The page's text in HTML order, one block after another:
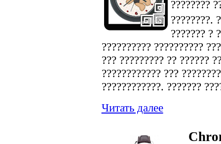
????????
????????.
??????? ?
?????????? ??????????
??? ????????? ?? ??????
???????????? ???
????????????. ???????
Читать далее